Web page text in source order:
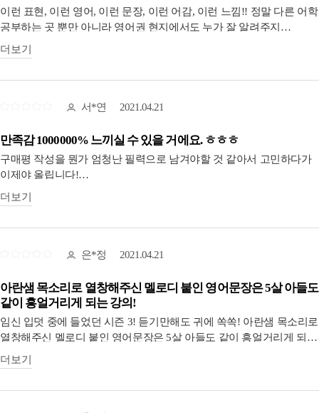
이런 표현, 이런 영어, 이런 문장, 이런 어감, 이런 느낌!! 정말 다른 어학
공부하는 곳 뿐만 아니라 영어권 현지에서도 누가 잘 알려주지
않습니다!! 미국의 문화, 언어 문화, 상황 등을 아랜쌤의 훌륭한 노래와
재밌는 입담으로 이야기해주시면서 배우니까 단순히 책에서 읽고
재밌어서 빵빵 터지구, 대화하는 것처럼 재밌고, 표현들은 계속 마리에
느껴져요 ㅎㅎ 또 동기부여되고 자동복습시켜주는 열공방 너무
좋구요, 끝없는 긍정솔직 에너지를 뿜어주시는 쌤에게도 좋은
에너지를 수업과 함께 늘 선물받아요! 정말❤️ 아란잉글리쉬 사랑해요
좋을 것 같아요 💓
더보기
서*연 2021.04.21
만족감 1000000% 느끼실 수 있을 거에요. ㅎㅎㅎ
구매평 작성을 뭔가 엄청난 필력으로 남겨야할 것 같아서 고민하다가
이제야 올립니다!
저는 강의듣기 전에 걱정했던 부분이 있었어요
저는 아란쌤의 목소리, 음악 너무 좋아하지만 멜로디로 영어로
아니라서 솔직히 이 부분에 대해서 걱정했었습니다 ㅠㅠ '내 에너지는
그렇지 않은데,,,하ㅏㅏㅏ,,,,, 토요일 아침부터 괜찮을까??' 하면서요!
하지만, 그 걱정은 오산중에 오산이었습니다. 듣다보면 중독이 돼요....
정말 많은 공감을 했습니다!
말이 길었지만 저는 흥이 많이 없어도 충분히 즐길 수 있는 수업이라고
말씀드리고 싶습니다! 만족감 1000000% 느끼실 수 있을 거에요.
더보기
은*정 2021.04.21
아란샘 목소리로 열창해주신 멜로디 붙인 영어문장은 5살 아들도
같이 흥얼거리게 되는 강의!
임신 입덧 중에 들었던 시즌 3! 듣기만해도 귀에 쏙쏙! 아란샘 목소리로
열창해주신 멜로디 붙인 영어문장은 5살 아들도 같이 흥얼거리게 되는
강의! 다양한 예문 속에서 배우는 다양한 표현들! 놓치지 마세요!
더보기